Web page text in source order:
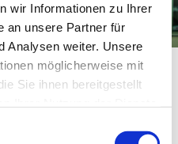
wir Informationen zu Ihrer
an unsere Partner für
Analysen weiter. Unsere
möglicherweise mit
Sie ihnen bereitgestellt
Co-CEOs: Johannes Khinast und
Thomas Klein (r.) vom RC Graz-
Zeughaus © RENE STRASSER